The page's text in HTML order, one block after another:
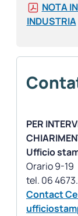
NOTA
INDUSTRIA
PER
Ufficio
Orario 9-19
Contact